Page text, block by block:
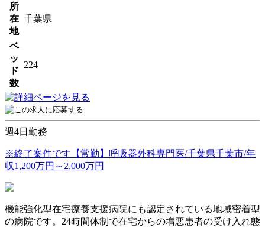
所
在
地
千葉県
ベ
ッ
ド
数
224
週4日勤務
※終了案件です【常勤】呼吸器外科専門医/千葉県千葉市/年
収1,200万円～2,000万円
機能強化型在宅療養支援病院にも認定されている地域密着型
の病院です。24時間体制で在宅からの増悪患者の受け入れ態